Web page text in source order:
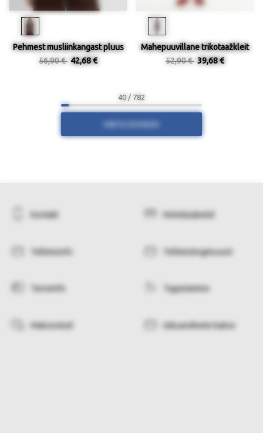
Pehmest musliinkangast pluus
56,90 € 42,68 €
Mahepuuvillane trikotaažkleit
52,90 € 39,68 €
40 / 782
Kontakt Mõõdutabelid
Tellimisinfo Tellimistingimused
Tarneinfo Tagastamine
Makseviisid Isikuandmete kaitse